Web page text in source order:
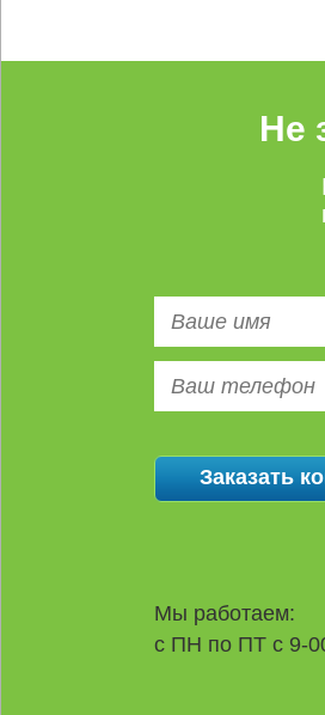
Не
Мы работаем:
с ПН по ПТ с 9-